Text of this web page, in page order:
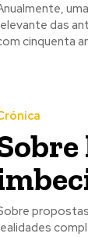
das
cinquenta